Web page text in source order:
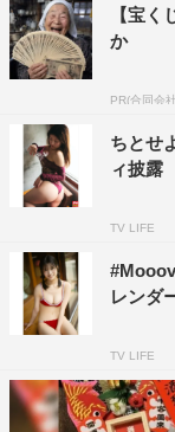
【宝
か
PR(合同会
ちとせ
ィ披露
TV LIFE
レンダ
TV LIFE